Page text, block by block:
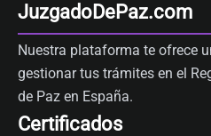
JuzgadoDePaz.com
Nuestra plataforma te ofrece
gestionar tus trámites en el
de Paz en España.
Certificados